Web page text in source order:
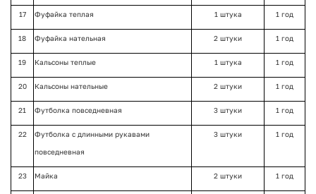
17 Фуфайка теплая 1 штука 1 год
18 Фуфайка нательная 2 штуки 1 год
19 Кальсоны теплые 1 штука 1 год
20 Кальсоны нательные 2 штуки 1 год
21 Футболка повседневная 3 штуки 1 год
22 Футболка с длинными рукавами
повседневная
3 штуки 1 год
23 Майка 2 штуки 1 год